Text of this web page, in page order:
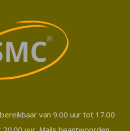
van 9.00 uur tot 17.00